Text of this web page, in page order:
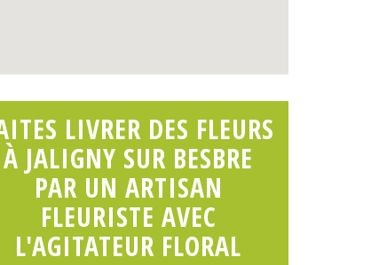
LIVRER DES FLEURS
À JALIGNY SUR BESBRE
PAR UN ARTISAN
FLEURISTE AVEC
L'AGITATEUR FLORAL